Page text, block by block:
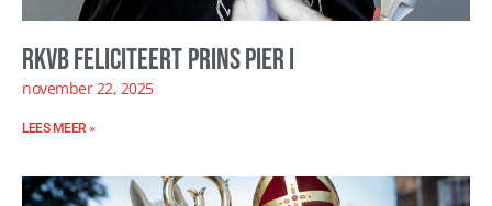
RKVB feliciteert Prins Pier I
november 22, 2025
LEES MEER »